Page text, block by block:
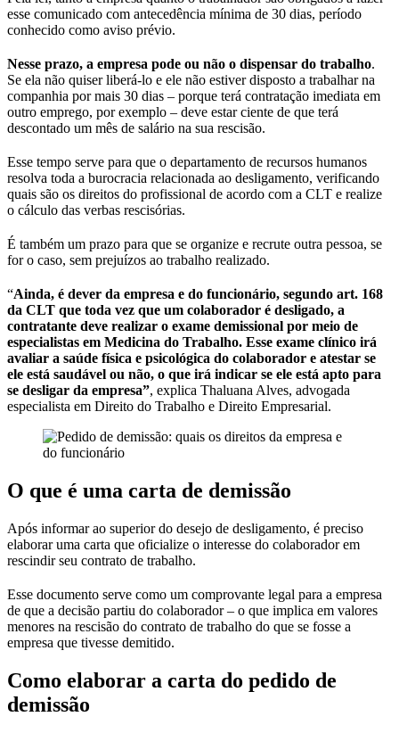
esse comunicado com antecedência mínima de 30 dias, período
conhecido como aviso prévio.
Nesse prazo, a empresa pode ou não o dispensar do trabalho.
Se ela não quiser liberá-lo e ele não estiver disposto a trabalhar na
companhia por mais 30 dias – porque terá contratação imediata em
outro emprego, por exemplo – deve estar ciente de que terá
descontado um mês de salário na sua rescisão.
Esse tempo serve para que o departamento de recursos humanos
resolva toda a burocracia relacionada ao desligamento, verificando
quais são os direitos do profissional de acordo com a CLT e realize
o cálculo das verbas rescisórias.
É também um prazo para que se organize e recrute outra pessoa, se
for o caso, sem prejuízos ao trabalho realizado.
“Ainda, é dever da empresa e do funcionário, segundo art. 168
da CLT que toda vez que um colaborador é desligado, a
contratante deve realizar o exame demissional por meio de
especialistas em Medicina do Trabalho. Esse exame clínico irá
avaliar a saúde física e psicológica do colaborador e atestar se
ele está saudável ou não, o que irá indicar se ele está apto para
se desligar da empresa”, explica Thaluana Alves, advogada
especialista em Direito do Trabalho e Direito Empresarial.
O que é uma carta de demissão
Após informar ao superior do desejo de desligamento, é preciso
elaborar uma carta que oficialize o interesse do colaborador em
rescindir seu contrato de trabalho.
Esse documento serve como um comprovante legal para a empresa
de que a decisão partiu do colaborador – o que implica em valores
menores na rescisão do contrato de trabalho do que se fosse a
empresa que tivesse demitido.
Como elaborar a carta do pedido de
demissão